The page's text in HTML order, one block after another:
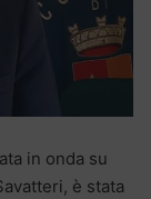
in onda su
è stata